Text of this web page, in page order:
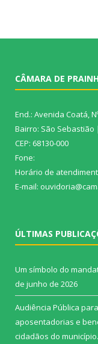
CÂMARA DE
End.: Avenida Coatá,
Bairro: São Sebastião
CEP: 68130-000
Fone:
Horário de
E-mail:
ÚLTIMAS
Um símbolo do
de junho de 2026
Audiência Pública
aposentadorias e
cidadãos do município.